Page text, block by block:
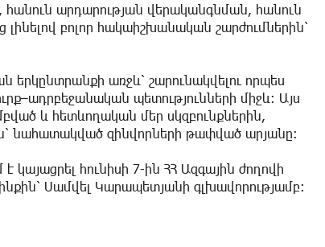
արդարության վերականգնման, հանուն
բոլոր հակաիշխանական շարժումներին՝
առջև՝ շարունակվելու որպես
պետությունների միջև։ Այս
և հետևողական մեր սկզբունքներին,
նահատակված զինվորների թափված արյանը։
կայացրել հունիսի 7-ին ՀՀ Ազգային ժողովի
Սամվել Կարապետյանի գլխավորությամբ։